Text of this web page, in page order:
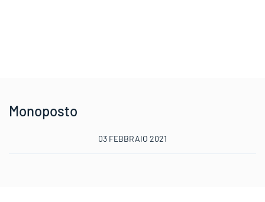
Monoposto
03 FEBBRAIO 2021